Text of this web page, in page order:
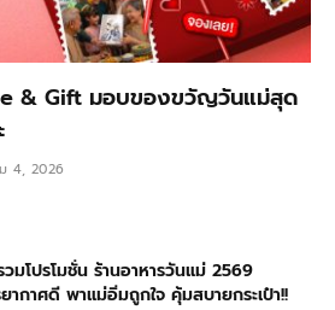
& Gift มอบของขวัญวันแม่สุด
4, 2026
มโปรโมชั่น ร้านอาหารวันแม่ 2569
ากาศดี พาแม่อิ่มถูกใจ คุ้มสบายกระเป๋า!!